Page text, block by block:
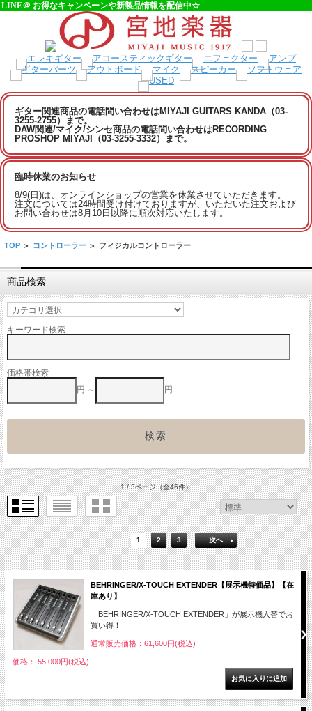
LINE＠ お得なキャンペーンや新製品情報を配信中☆
ギター関連商品の電話問い合わせはMIYAJI GUITARS KANDA（03-
3255-2755）まで。
DAW関連/マイク/シンセ商品の電話問い合わせはRECORDING
PROSHOP MIYAJI（03-3255-3332）まで。
臨時休業のお知らせ
8/9(日)は、オンラインショップの営業を休業させていただきます。
注文については24時間受け付けておりますが、いただいた注文および
お問い合わせは8月10日以降に順次対応いたします。
TOP > コントローラー > フィジカルコントローラー
商品検索
キーワード検索
価格帯検索
円 ～
円
1 / 3ページ（全46件）
1 2 3 次へ
BEHRINGER/X-TOUCH EXTENDER【展示機特価品】【在
庫あり】
「BEHRINGER/X-TOUCH EXTENDER」が展示機入替でお
買い得！
通常販売価格：61,600円(税込)
価格： 55,000円(税込)